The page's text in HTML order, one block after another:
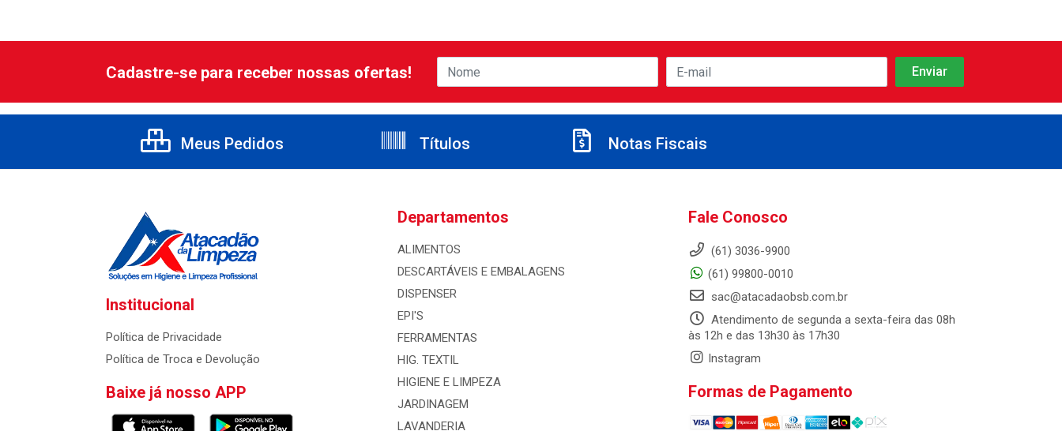
Cadastre-se para receber nossas ofertas!
Meus Pedidos Títulos Notas Fiscais
Institucional
Política de Privacidade
Política de Troca e Devolução
Baixe já nosso APP
Departamentos
ALIMENTOS
DESCARTÁVEIS E EMBALAGENS
DISPENSER
EPI'S
FERRAMENTAS
HIG. TEXTIL
HIGIENE E LIMPEZA
JARDINAGEM
LAVANDERIA
Fale Conosco
(61) 3036-9900
(61) 99800-0010
sac@atacadaobsb.com.br
Atendimento de segunda a sexta-feira das 08h
às 12h e das 13h30 às 17h30
Instagram
Formas de Pagamento